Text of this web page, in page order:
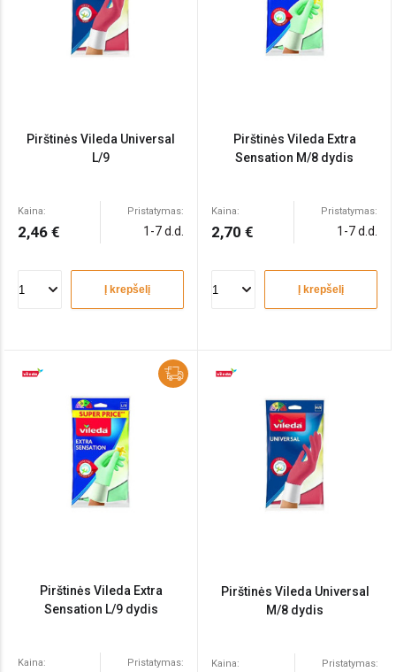
Pirštinės Vileda Universal
L/9
Kaina:
2,46 €
Pristatymas:
1-7 d.d.
Į krepšelį
Pirštinės Vileda Extra
Sensation M/8 dydis
Kaina:
2,70 €
Pristatymas:
1-7 d.d.
Į krepšelį
Pirštinės Vileda Extra
Sensation L/9 dydis
Kaina: Pristatymas:
Pirštinės Vileda Universal
M/8 dydis
Kaina: Pristatymas: